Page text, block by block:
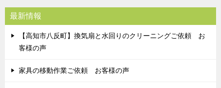
最新情報
【高知市八反町】換気扇と水回りのクリーニングご依頼 お
客様の声
家具の移動作業ご依頼 お客様の声